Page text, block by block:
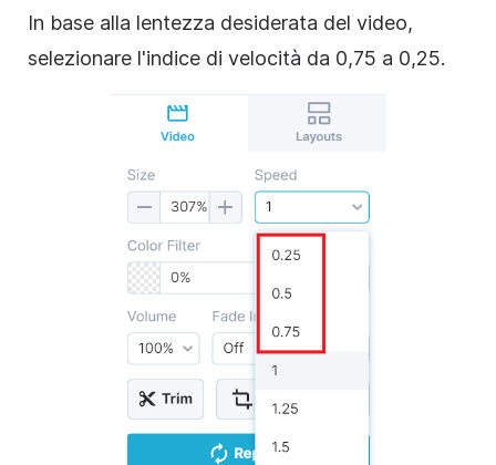
In base alla lentezza desiderata del video,
selezionare l'indice di velocità da 0,75 a 0,25.